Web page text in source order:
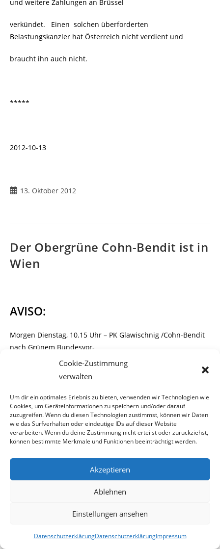
Cookie-Zustimmung
verwalten
Um dir ein optimales Erlebnis zu bieten, verwenden wir Technologien wie
Cookies, um Geräteinformationen zu speichern und/oder darauf
zuzugreifen. Wenn du diesen Technologien zustimmst, können wir Daten
wie das Surfverhalten oder eindeutige IDs auf dieser Website
verarbeiten. Wenn du deine Zustimmung nicht erteilst oder zurückziehst,
können bestimmte Merkmale und Funktionen beeinträchtigt werden.
Akzeptieren
Ablehnen
Einstellungen ansehen
DatenschutzerklärungDatenschutzerklärungImpressum
und weitere Zahlungen an Brüssel
verkündet. Einen solchen überforderten
Belastungskanzler hat Österreich nicht verdient und
braucht ihn auch nicht.
*****
2012-10-13
13. Oktober 2012
Der Obergrüne Cohn-Bendit ist in
Wien
AVISO:
Morgen Dienstag, 10.15 Uhr – PK Glawischnig /Cohn-Bendit
nach Grünem Bundesvor-
Wien (OTS) – Einladung zur Pressekonferenz nach dem
Bundesvorstand der Grünen
mit Eva Glawischnig, Bundessprecherin der Grünen und
Daniel Cohn-Bendit, Fraktions-
vorsitzender der Grünen im Europäischen Parlament.